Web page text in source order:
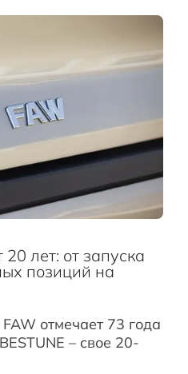
20 лет: от запуска
позиций на
отмечает 73 года
– свое 20-